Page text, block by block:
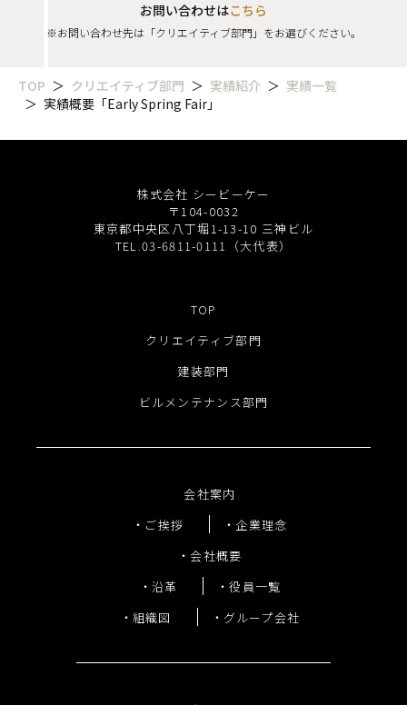
お問い合わせはこちら
※お問い合わせ先は「クリエイティブ部門」をお選びください。
TOP クリエイティブ部門 実績紹介
実績一覧
実績概要「Early Spring Fair」
株式会社 シービーケー
〒104-0032
東京都中央区八丁堀1-13-10 三神ビル
TEL.03-6811-0111（大代表）
TOP
クリエイティブ部門
建装部門
ビルメンテナンス部門
会社案内
ご挨拶
企業理念
会社概要
沿革
役員一覧
組織図
グループ会社